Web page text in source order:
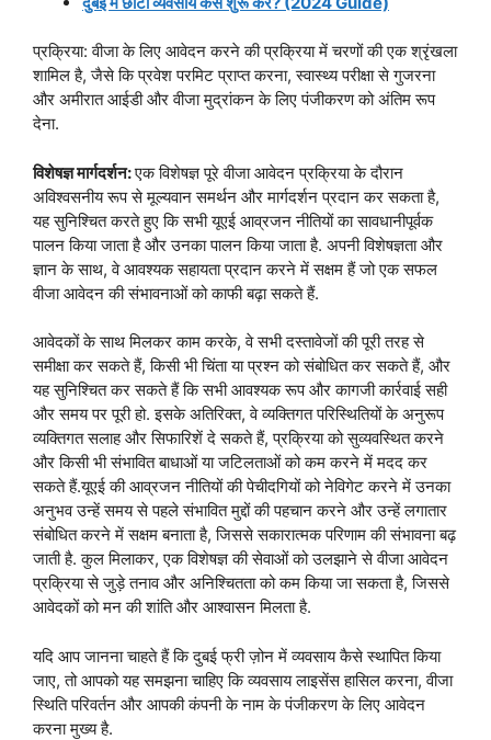
प्रक्रिया: वीजा के लिए आवेदन करने की प्रक्रिया में चरणों की एक श्रृंखला
शामिल है, जैसे कि प्रवेश परमिट प्राप्त करना, स्वास्थ्य परीक्षा से गुजरना
और अमीरात आईडी और वीजा मुद्रांकन के लिए पंजीकरण को अंतिम रूप
देना.
विशेषज्ञ मार्गदर्शन:एक विशेषज्ञ पूरे वीजा आवेदन प्रक्रिया के दौरान
अविश्वसनीय रूप से मूल्यवान समर्थन और मार्गदर्शन प्रदान कर सकता है,
यह सुनिश्चित करते हुए कि सभी यूएई आव्रजन नीतियों का सावधानीपूर्वक
पालन किया जाता है और उनका पालन किया जाता है. अपनी विशेषज्ञता और
ज्ञान के साथ, वे आवश्यक सहायता प्रदान करने में सक्षम हैं जो एक सफल
वीजा आवेदन की संभावनाओं को काफी बढ़ा सकते हैं.
आवेदकों के साथ मिलकर काम करके, वे सभी दस्तावेजों की पूरी तरह से
समीक्षा कर सकते हैं, किसी भी चिंता या प्रश्न को संबोधित कर सकते हैं, और
यह सुनिश्चित कर सकते हैं कि सभी आवश्यक रूप और कागजी कार्रवाई सही
और समय पर पूरी हो. इसके अतिरिक्त, वे व्यक्तिगत परिस्थितियों के अनुरूप
व्यक्तिगत सलाह और सिफारिशें दे सकते हैं, प्रक्रिया को सुव्यवस्थित करने
और किसी भी संभावित बाधाओं या जटिलताओं को कम करने में मदद कर
सकते हैं.यूएई की आव्रजन नीतियों की पेचीदगियों को नेविगेट करने में उनका
अनुभव उन्हें समय से पहले संभावित मुद्दों की पहचान करने और उन्हें लगातार
संबोधित करने में सक्षम बनाता है, जिससे सकारात्मक परिणाम की संभावना बढ़
जाती है. कुल मिलाकर, एक विशेषज्ञ की सेवाओं को उलझाने से वीजा आवेदन
प्रक्रिया से जुड़े तनाव और अनिश्चितता को कम किया जा सकता है, जिससे
आवेदकों को मन की शांति और आश्वासन मिलता है.
यदि आप जानना चाहते हैं कि दुबई फ्री ज़ोन में व्यवसाय कैसे स्थापित किया
जाए, तो आपको यह समझना चाहिए कि व्यवसाय लाइसेंस हासिल करना, वीजा
स्थिति परिवर्तन और आपकी कंपनी के नाम के पंजीकरण के लिए आवेदन
करना मुख्य है.